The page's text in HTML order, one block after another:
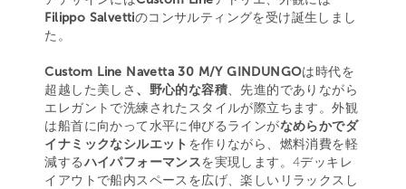
Filippo Salvettiのコンサルティングを受け誕生しまし
た。
Custom Line Navetta 30 M/Y GINDUNGOは時代を
超越した美しさ 、野心的な容積、先進的でありながら
エレガントで洗練されたスタイルが際立ちます。外観
は船首に向かって水平に伸びるラインがなめらかでダ
イナミックなシルエット を作りながら、燃料消費を軽
減するハイパフォーマンスを実現します。4デッキレ
イアウトで船内スペースを広げ、楽しいリラックスし